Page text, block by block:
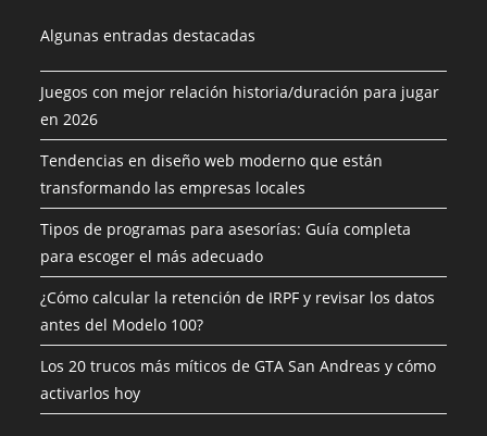
Algunas entradas destacadas
Juegos con mejor relación historia/duración para jugar
en 2026
Tendencias en diseño web moderno que están
transformando las empresas locales
Tipos de programas para asesorías: Guía completa
para escoger el más adecuado
¿Cómo calcular la retención de IRPF y revisar los datos
antes del Modelo 100?
Los 20 trucos más míticos de GTA San Andreas y cómo
activarlos hoy